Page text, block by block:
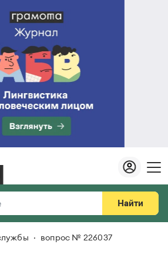
Найти
вопрос № 226037